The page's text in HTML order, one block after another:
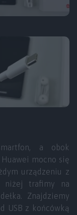
a obok
mocno się
urządzeniu z
niżej trafimy na
Znajdziemy
USB z końcówką